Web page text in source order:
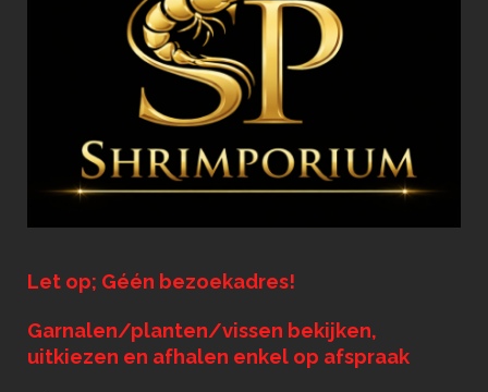
Let op; Géén bezoekadres!
Garnalen/planten/vissen bekijken,
uitkiezen en afhalen enkel op afspraak